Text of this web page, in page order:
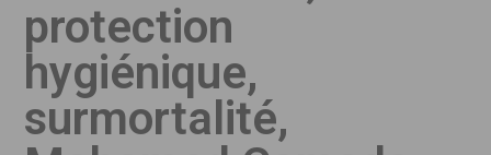
protection
hygiénique,
surmortalité,